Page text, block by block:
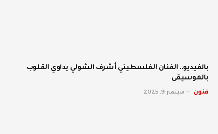
بالفيديو.. الفنان الفلسطيني أشرف الشولي يداوي القلوب
بالموسيقى
فنون سبتمبر 9, 2025